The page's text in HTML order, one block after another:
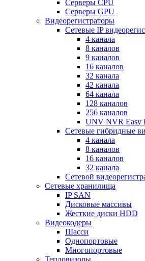
Серверы CPU
Серверы GPU
Видеорегистраторы
Сетевые IP
4 канала
8 каналов
9 каналов
16 каналов
32 канала
42 канала
64 канала
128 каналов
256 каналов
UNV NVR Easy
Сетевые гибридные
4 канала
8 каналов
16 каналов
32 канала
Сетевой
Сетевые хранилища
IP SAN
Дисковые массивы
Жесткие диски HDD
Видеокодеры
Шасси
Однопортовые
Многопортовые
Тепловизоры